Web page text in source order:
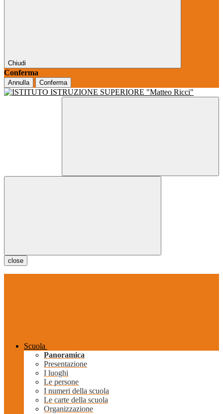
Chiudi
Conferma
Annulla Conferma
close
Scuola
Panoramica
Presentazione
I luoghi
Le persone
I numeri della scuola
Le carte della scuola
Organizzazione